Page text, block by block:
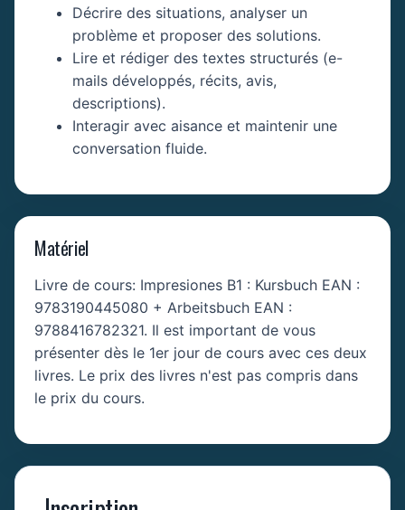
Décrire des situations, analyser un
problème et proposer des solutions.
Lire et rédiger des textes structurés (e-
mails développés, récits, avis,
descriptions).
Interagir avec aisance et maintenir une
conversation fluide.
Matériel
Livre de cours: Impresiones B1 : Kursbuch EAN :
9783190445080 + Arbeitsbuch EAN :
9788416782321. Il est important de vous
présenter dès le 1er jour de cours avec ces deux
livres. Le prix des livres n'est pas compris dans
le prix du cours.